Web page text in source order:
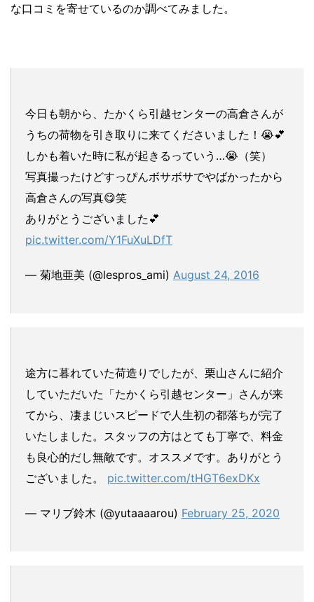
な口コミを寄せているのか調べてみました。
今日も朝から、たかくら引越センターの高倉さんが
うちの荷物を引き取りに来てくださいました！😭💕
しかも着いた時に私が起きるっていう…😭（笑）
写真撮ったけどすっぴんボサボサでやばかったから
高倉さんの写真😋笑
ありがとうございました💕
pic.twitter.com/Y1FuXuLDfT
— 菊地亜美 (@lespros_ami) August 24, 2016
途方に暮れていた荷造りでしたが、栗山さんに紹介
していただいた「たかくら引越センター」さんが来
てから、凄まじいスピードで人生初の都落ちが完了
いたしました。スタッフの方はとても丁寧で、料金
も良心的だし無敵です。オススメです。ありがとう
ございました。 pic.twitter.com/tHGT6exDKx
— マリブ鈴木 (@yutaaaarou) February 25, 2020